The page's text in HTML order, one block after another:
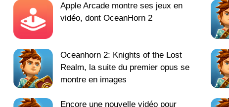
Apple Arcade montre ses jeux en
vidéo, dont OceanHorn 2
Oceanhorn 2: Knights of the Lost
Realm, la suite du premier opus se
montre en images
Encore une nouvelle vidéo pour